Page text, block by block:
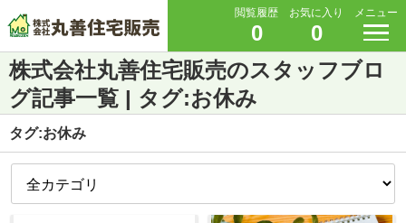
閲覧履歴
0
お気に入り
0
メニュー
株式会社丸善住宅販売のスタッフブロ
グ記事一覧 | タグ:お休み
タグ:お休み